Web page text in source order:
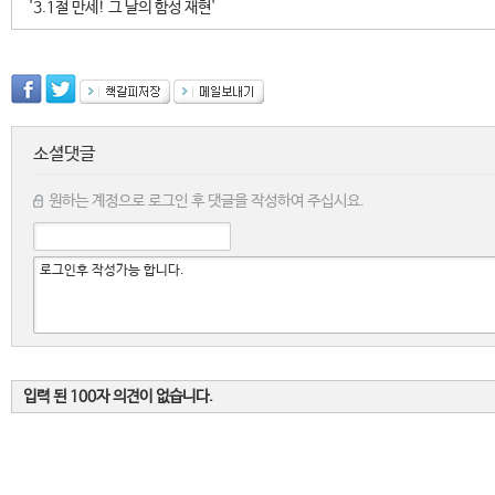
'3.1절 만세! 그 날의 함성 재현'
소셜댓글
원하는 계정으로 로그인 후 댓글을 작성하여 주십시요.
입력 된 100자 의견이 없습니다.